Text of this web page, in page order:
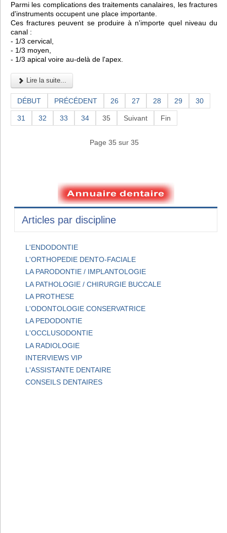
Parmi les complications des traitements canalaires, les fractures
d'instruments occupent une place importante.
Ces fractures peuvent se produire à n'importe quel niveau du
canal :
- 1/3 cervical,
- 1/3 moyen,
- 1/3 apical voire au-delà de l'apex.
Lire la suite...
DÉBUT PRÉCÉDENT 26 27 28 29 30
31 32 33 34 35 Suivant Fin
Page 35 sur 35
Articles par discipline
L'ENDODONTIE
L'ORTHOPEDIE DENTO-FACIALE
LA PARODONTIE / IMPLANTOLOGIE
LA PATHOLOGIE / CHIRURGIE BUCCALE
LA PROTHESE
L'ODONTOLOGIE CONSERVATRICE
LA PEDODONTIE
L'OCCLUSODONTIE
LA RADIOLOGIE
INTERVIEWS VIP
L'ASSISTANTE DENTAIRE
CONSEILS DENTAIRES